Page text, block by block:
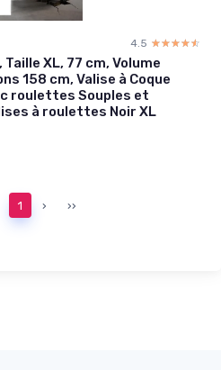
4.5 ☆☆☆☆☆
★★★★★
XL, 77 cm, Volume
158 cm, Valise à Coque
roulettes Souples et
à roulettes Noir XL
1 › ››